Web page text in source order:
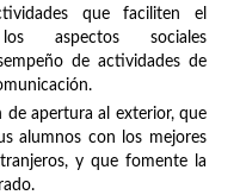
que faciliten el
aspectos sociales
de actividades de
apertura al exterior, que
alumnos con los mejores
y que fomente la